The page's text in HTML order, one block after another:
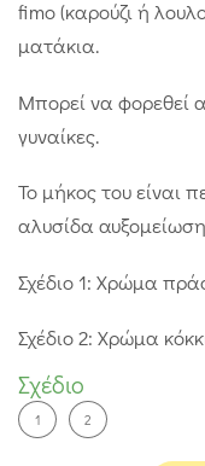
fimo (καρούζι ή
ματάκια.
Μπορεί να φορεθεί
γυναίκες.
Το μήκος του είναι
αλυσίδα
Σχέδιο 1: Χρώμα
Σχέδιο 2: Χρώμα
Σχέδιο
1 2